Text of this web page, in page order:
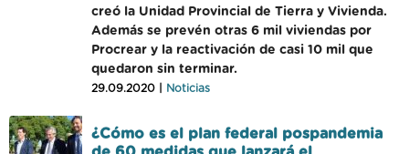
creó la Unidad Provincial de Tierra y Vivienda.
Además se prevén otras 6 mil viviendas por
Procrear y la reactivación de casi 10 mil que
quedaron sin terminar.
29.09.2020 | Noticias
¿Cómo es el plan federal pospandemia